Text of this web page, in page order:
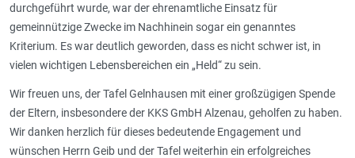
durchgeführt wurde, war der ehrenamtliche Einsatz für
gemeinnützige Zwecke im Nachhinein sogar ein genanntes
Kriterium. Es war deutlich geworden, dass es nicht schwer ist, in
vielen wichtigen Lebensbereichen ein „Held“ zu sein.
Wir freuen uns, der Tafel Gelnhausen mit einer großzügigen Spende
der Eltern, insbesondere der KKS GmbH Alzenau, geholfen zu haben.
Wir danken herzlich für dieses bedeutende Engagement und
wünschen Herrn Geib und der Tafel weiterhin ein erfolgreiches